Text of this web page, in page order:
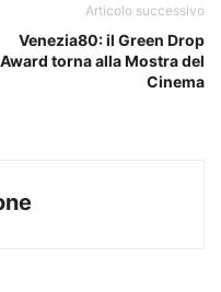
Articolo successivo
Venezia80: il Green Drop
Award torna alla Mostra del
Cinema